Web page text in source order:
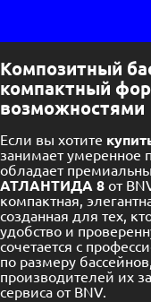
Композитный
компактный
возможностями
Если вы хотите
занимает умеренное
обладает
АТЛАНТИДА 8 от
компактная,
созданная для тех,
удобство и
сочетается с
по размеру
производителей их
сервиса от BNV.